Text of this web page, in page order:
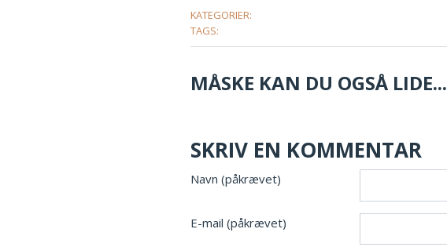
KATEGORIER:
TAGS:
MÅSKE KAN DU OGSÅ LIDE...
SKRIV EN KOMMENTAR
Navn (påkrævet)
E-mail (påkrævet)